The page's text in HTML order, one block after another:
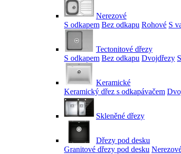
Nerezové
S odkapem Bez odkapu Rohové S
Tectonitové dřezy
S odkapem Bez odkapu Dvojdřezy
Keramické
Keramický dřez s odkapávačem
Skleněné dřezy
Dřezy pod desku
Granitové dřezy pod desku